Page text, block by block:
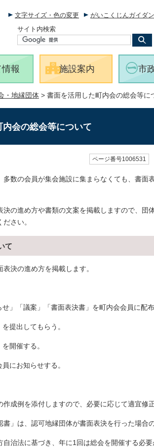
文字サイズ・色の変更 がいこくじんガイダ
サイト内検索
報 施設案内 市
・地縁団体 > 書面を活用した町内会の総会等に
会の総会等について
ページ番号1006531
多数の会員が集会施設に集まらなくても、書面
決の進め方や書類の文案を掲載しますので、団
さい。
て
決の進め方を掲載します。
」「議案」「書面表決書」を町内会会員に配布
提出してもらう。
開催する。
にお知らせする。
成例を添付しますので、必要に応じて適宜修
書」は、認可地縁団体が書面表決を行った場合
自治法に基づき、年に1回は総会を開催する必